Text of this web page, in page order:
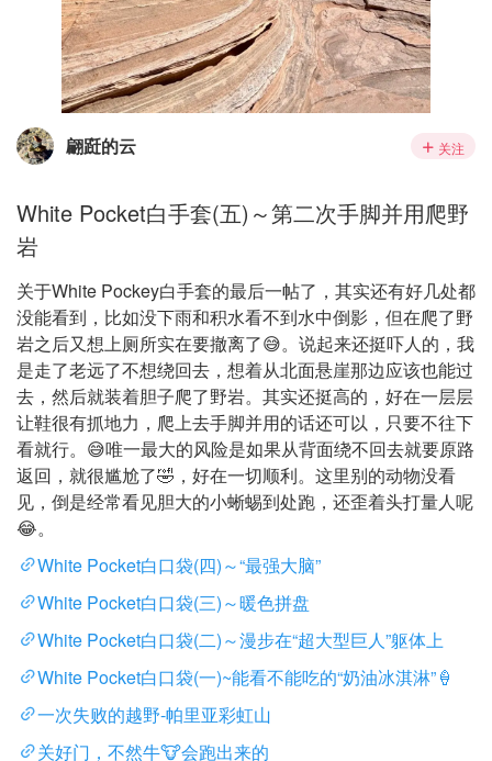
翩跹的云 关注
White Pocket白手套(五)～第二次手脚并用爬野
岩
关于White Pockey白手套的最后一帖了，其实还有好几处都
没能看到，比如没下雨和积水看不到水中倒影，但在爬了野
岩之后又想上厕所实在要撤离了😅。说起来还挺吓人的，我
是走了老远了不想绕回去，想着从北面悬崖那边应该也能过
去，然后就装着胆子爬了野岩。其实还挺高的，好在一层层
让鞋很有抓地力，爬上去手脚并用的话还可以，只要不往下
看就行。😅唯一最大的风险是如果从背面绕不回去就要原路
返回，就很尴尬了🤣，好在一切顺利。这里别的动物没看
见，倒是经常看见胆大的小蜥蜴到处跑，还歪着头打量人呢
😂。
White Pocket白口袋(四)～“最强大脑”
White Pocket白口袋(三)～暖色拼盘
White Pocket白口袋(二)～漫步在“超大型巨人”躯体上
White Pocket白口袋(一)~能看不能吃的“奶油冰淇淋”🍦
一次失败的越野-帕里亚彩虹山
关好门，不然牛🐮会跑出来的